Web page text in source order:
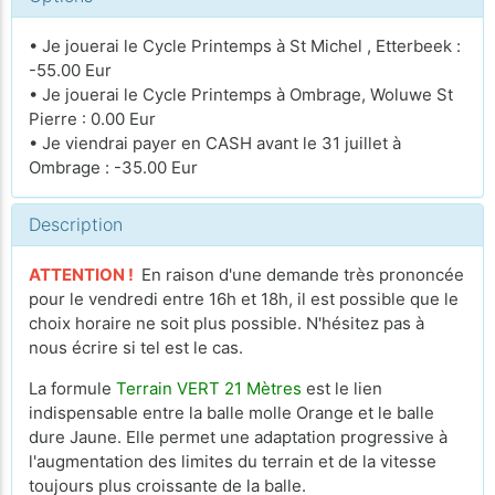
• Je jouerai le Cycle Printemps à St Michel , Etterbeek :
-55.00 Eur
• Je jouerai le Cycle Printemps à Ombrage, Woluwe St
Pierre : 0.00 Eur
• Je viendrai payer en CASH avant le 31 juillet à
Ombrage : -35.00 Eur
Description
ATTENTION ! En raison d'une demande très prononcée
pour le vendredi entre 16h et 18h, il est possible que le
choix horaire ne soit plus possible. N'hésitez pas à
nous écrire si tel est le cas.
La formule Terrain VERT 21 Mètres est le lien
indispensable entre la balle molle Orange et le balle
dure Jaune. Elle permet une adaptation progressive à
l'augmentation des limites du terrain et de la vitesse
toujours plus croissante de la balle.